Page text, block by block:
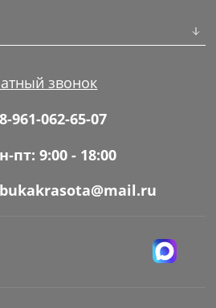
Макияж
Оплата
звонок
8-961-062-65-07
пт: 9:00 - 18:00